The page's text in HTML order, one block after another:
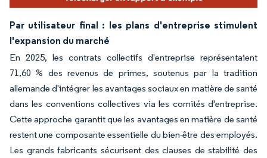
Par utilisateur final : les plans d'entreprise stimulent
l'expansion du marché
En 2025, les contrats collectifs d'entreprise représentaient
71,60 % des revenus de primes, soutenus par la tradition
allemande d'intégrer les avantages sociaux en matière de santé
dans les conventions collectives via les comités d'entreprise.
Cette approche garantit que les avantages en matière de santé
restent une composante essentielle du bien-être des employés.
Les grands fabricants sécurisent des clauses de stabilité des